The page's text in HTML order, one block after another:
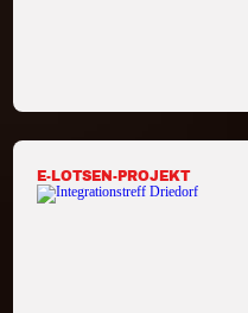
E-LOTSEN-PROJEKT